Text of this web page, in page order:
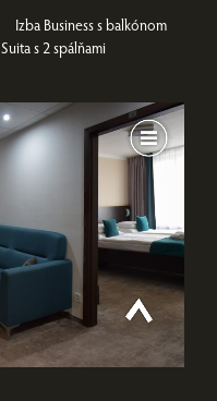
Izba Business s balkónom
Suita s 2 spálňami